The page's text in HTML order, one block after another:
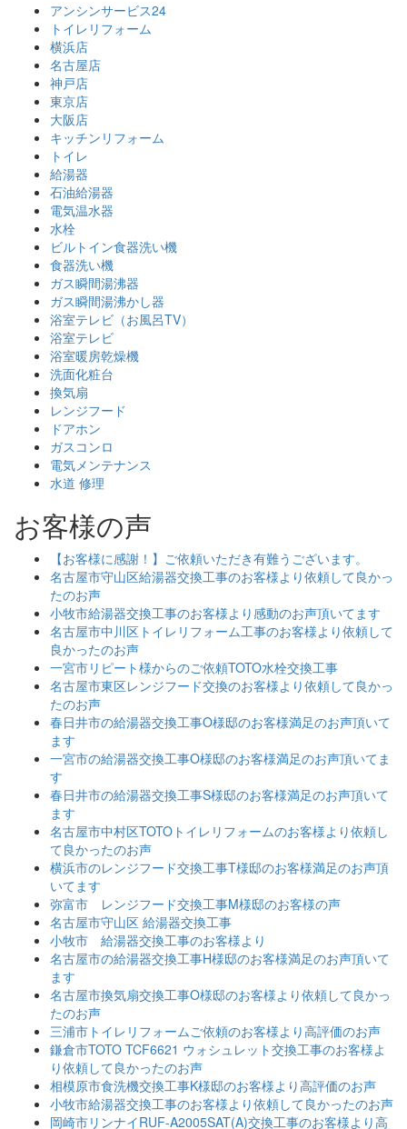
アンシンサービス24
トイレリフォーム
横浜店
名古屋店
神戸店
東京店
大阪店
キッチンリフォーム
トイレ
給湯器
石油給湯器
電気温水器
水栓
ビルトイン食器洗い機
食器洗い機
ガス瞬間湯沸器
ガス瞬間湯沸かし器
浴室テレビ（お風呂TV）
浴室テレビ
浴室暖房乾燥機
洗面化粧台
換気扇
レンジフード
ドアホン
ガスコンロ
電気メンテナンス
水道 修理
お客様の声
【お客様に感謝！】ご依頼いただき有難うございます。
名古屋市守山区給湯器交換工事のお客様より依頼して良かっ
たのお声
小牧市給湯器交換工事のお客様より感動のお声頂いてます
名古屋市中川区トイレリフォーム工事のお客様より依頼して
良かったのお声
一宮市リピート様からのご依頼TOTO水栓交換工事
名古屋市東区レンジフード交換のお客様より依頼して良かっ
たのお声
春日井市の給湯器交換工事O様邸のお客様満足のお声頂いて
ます
一宮市の給湯器交換工事O様邸のお客様満足のお声頂いてま
す
春日井市の給湯器交換工事S様邸のお客様満足のお声頂いて
ます
名古屋市中村区TOTOトイレリフォームのお客様より依頼し
て良かったのお声
横浜市のレンジフード交換工事T様邸のお客様満足のお声頂
いてます
弥富市 レンジフード交換工事M様邸のお客様の声
名古屋市守山区 給湯器交換工事
小牧市 給湯器交換工事のお客様より
名古屋市の給湯器交換工事H様邸のお客様満足のお声頂いて
ます
名古屋市換気扇交換工事O様邸のお客様より依頼して良かっ
たのお声
三浦市トイレリフォームご依頼のお客様より高評価のお声
鎌倉市TOTO TCF6621 ウォシュレット交換工事のお客様よ
り依頼して良かったのお声
相模原市食洗機交換工事K様邸のお客様より高評価のお声
小牧市給湯器交換工事のお客様より依頼して良かったのお声
岡崎市リンナイRUF-A2005SAT(A)交換工事のお客様より高